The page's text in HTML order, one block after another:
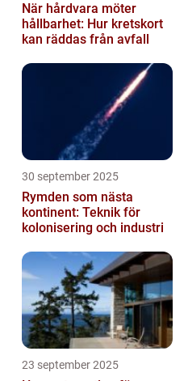
När hårdvara möter
hållbarhet: Hur kretskort
kan räddas från avfall
30 september 2025
Rymden som nästa
kontinent: Teknik för
kolonisering och industri
23 september 2025